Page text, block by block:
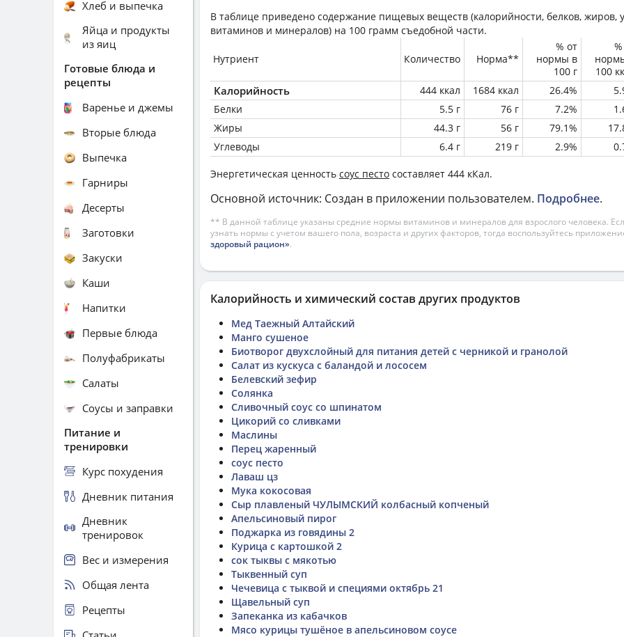
В таблице приведено содержание пищевых веществ (калорийности, белков, жиров,
витаминов и минералов) на 100 грамм съедобной части.
Нутриент Количество Норма**
% от
нормы в
100 г
100
Калорийность 444 ккал 1684 ккал 26.4%
Белки
5.5 г 76 г 7.2%
Жиры
44.3 г 56 г 79.1%
Углеводы
6.4 г 219 г 2.9%
Энергетическая ценность соус песто составляет 444 кКал.
Основной источник: Создан в приложении пользователем. Подробнее.
** В данной таблице указаны средние нормы витаминов и минералов для взрослого человека.
узнать нормы с учетом вашего пола, возраста и других факторов, тогда воспользуйтесь
здоровый рацион».
Калорийность и химический состав других продуктов
Мед Таежный Алтайский
Манго сушеное
Биотворог двухслойный для питания детей с черникой и гранолой
Салат из кускуса с баландой и лососем
Белевский зефир
Солянка
Сливочный соус со шпинатом
Цикорий со сливками
Маслины
Перец жаренный
соус песто
Лаваш цз
Мука кокосовая
Сыр плавленый ЧУЛЫМСКИЙ колбасный копченый
Апельсиновый пирог
Поджарка из говядины 2
Курица с картошкой 2
сок тыквы с мякотью
Тыквенный суп
Чечевица с тыквой и специями октябрь 21
Щавельный суп
Запеканка из кабачков
Мясо курицы тушёное в апельсиновом соусе
Хлеб и выпечка
Яйца и продукты
из яиц
Готовые блюда и
рецепты
Варенье и джемы
Вторые блюда
Выпечка
Гарниры
Десерты
Заготовки
Закуски
Каши
Напитки
Первые блюда
Полуфабрикаты
Салаты
Соусы и заправки
Питание и
тренировки
Курс похудения
Дневник питания
Дневник
тренировок
Вес и измерения
Общая лента
Рецепты